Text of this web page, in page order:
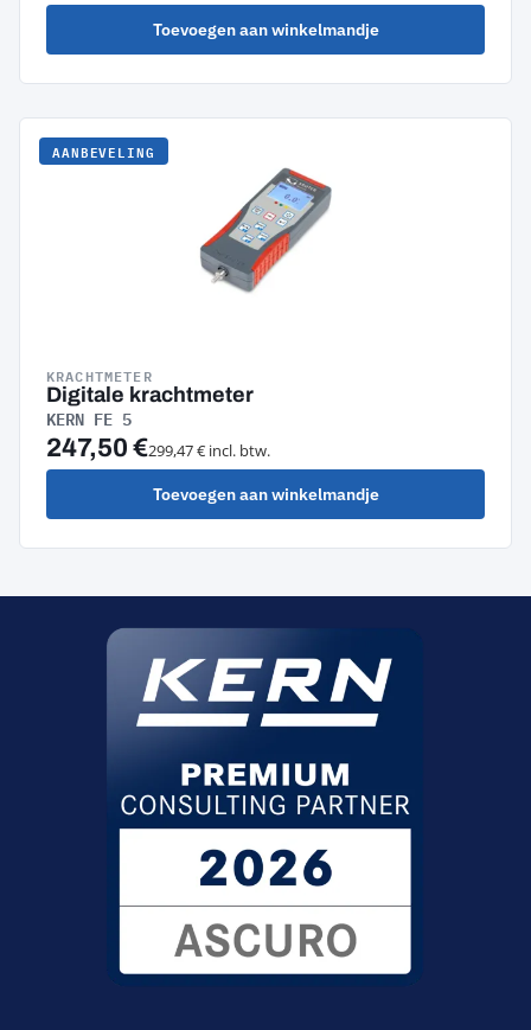
Toevoegen aan winkelmandje
AANBEVELING
KRACHTMETER
Digitale krachtmeter
KERN FE 5
247,50 €299,47 € incl. btw.
Toevoegen aan winkelmandje